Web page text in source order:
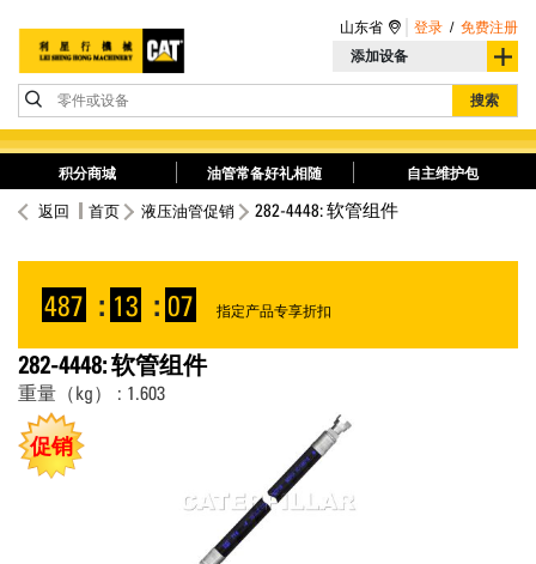
添加设备
零件或设备 搜索
山东省 登录 / 免费注册
积分商城 油管常备好礼相随 自主维护包
返回 首页 液压油管促销 282-4448: 软管组件
487 : 13 : 07 指定产品专享折扣
282-4448: 软管组件
重量（kg） : 1.603
促销